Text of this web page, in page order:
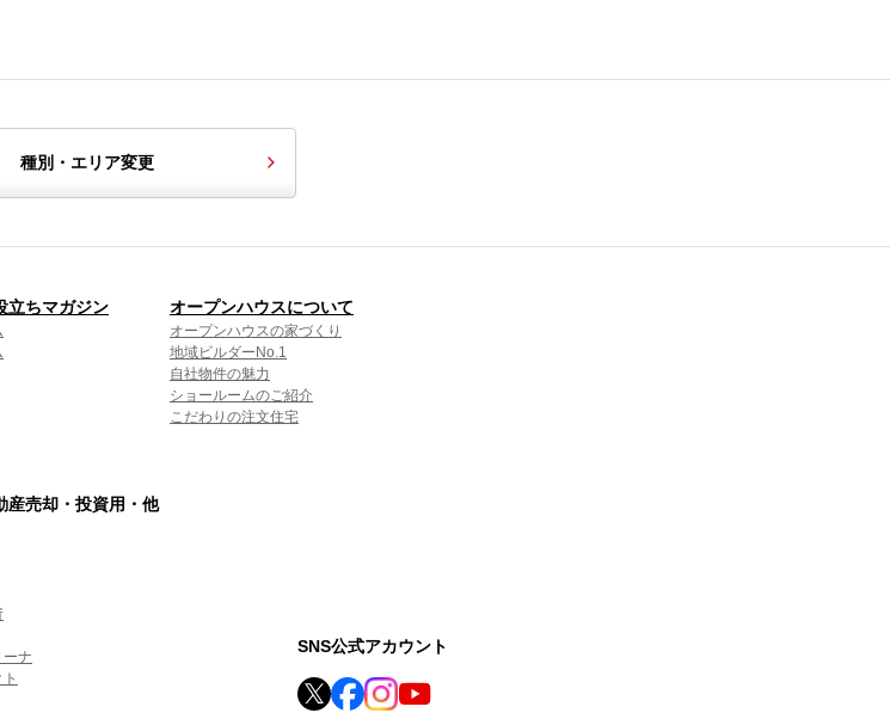
種別・エリア変更
立ちマガジン オープンハウスについて
オープンハウスの家づくり
地域ビルダーNo.1
自社物件の魅力
ショールームのご紹介
こだわりの注文住宅
産売却・投資用・他
ナ
SNS公式アカウント